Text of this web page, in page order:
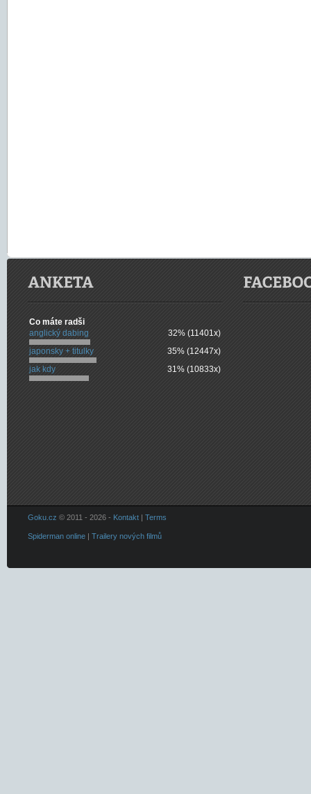
Co máte radši
anglický dabing
32% (11401x)
japonsky + titulky
35% (12447x)
jak kdy
31% (10833x)
Goku.cz © 2011 - 2026 - Kontakt | Terms
Spiderman online | Trailery nových filmů